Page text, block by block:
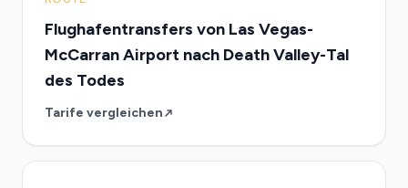
Flughafentransfers von Las Vegas-
McCarran Airport nach Death Valley-Tal
des Todes
Tarife vergleichen